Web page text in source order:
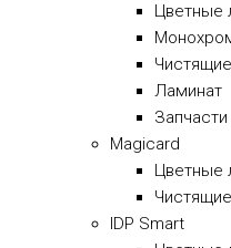
Цветные
Ламинат
Запчасти
Magicard
Цветные
IDP Smart